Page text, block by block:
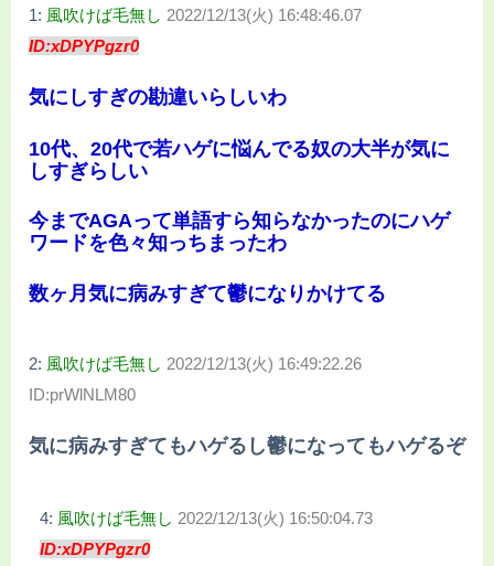
1: 風吹けば毛無し 2022/12/13(火) 16:48:46.07
ID:xDPYPgzr0
気にしすぎの勘違いらしいわ
10代、20代で若ハゲに悩んでる奴の大半が気に
しすぎらしい
今までAGAって単語すら知らなかったのにハゲ
ワードを色々知っちまったわ
数ヶ月気に病みすぎて鬱になりかけてる
2: 風吹けば毛無し 2022/12/13(火) 16:49:22.26
ID:prWlNLM80
気に病みすぎてもハゲるし鬱になってもハゲるぞ
4: 風吹けば毛無し 2022/12/13(火) 16:50:04.73
ID:xDPYPgzr0